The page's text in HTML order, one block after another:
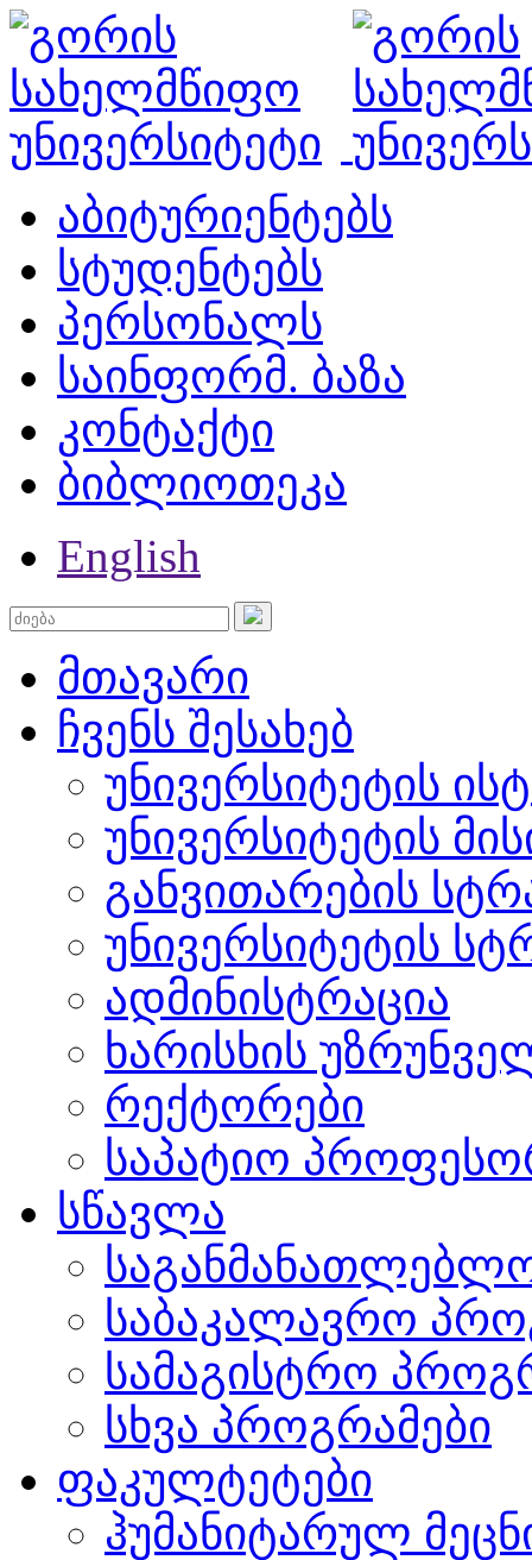
აბიტურიენტებს
სტუდენტებს
პერსონალს
საინფორმ. ბაზა
კონტაქტი
ბიბლიოთეკა
English
მთავარი
ჩვენს შესახებ
უნივერსიტეტის
უნივერსიტეტის
განვითარების
უნივერსიტეტის
ადმინისტრაცია
ხარისხის
რექტორები
საპატიო
სწავლა
საბაკალავრო
სამაგისტრო
სხვა პროგრამები
ფაკულტეტები
ჰუმანიტარულ